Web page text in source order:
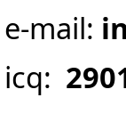
e-mail:
icq: